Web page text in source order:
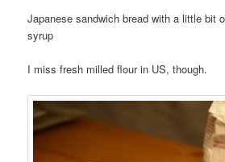
Japanese sandwich bread with a little bit
syrup
I miss fresh milled flour in US, though.